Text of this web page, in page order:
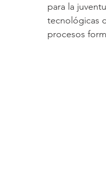
para la
tecnológicas
procesos